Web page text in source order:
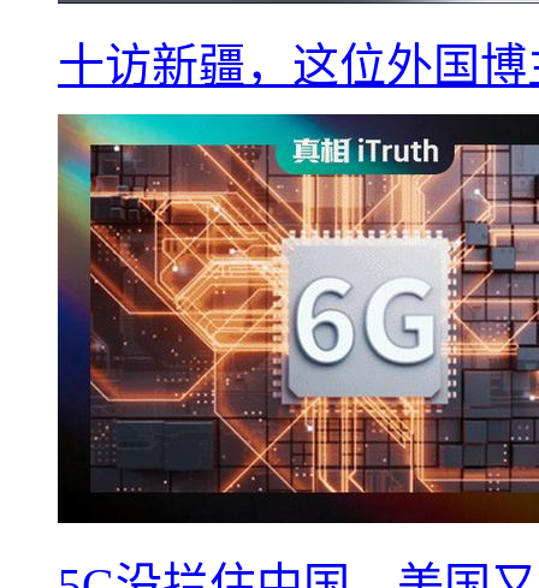
十访新疆，这位外国